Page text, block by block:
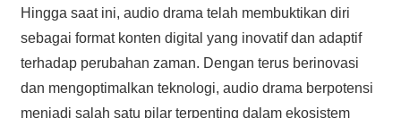
Hingga saat ini, audio drama telah membuktikan diri
sebagai format konten digital yang inovatif dan adaptif
terhadap perubahan zaman. Dengan terus berinovasi
dan mengoptimalkan teknologi, audio drama berpotensi
menjadi salah satu pilar terpenting dalam ekosistem